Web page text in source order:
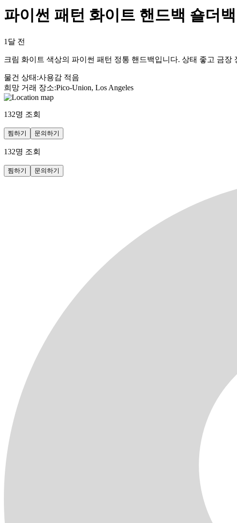
파이썬 패턴 화이트 핸드백 숄더백
1달 전
크림 화이트 색상의 파이썬 패턴 정통 핸드백입니다. 상태 좋고 금
물건 상태 :사용감 적음
희망 거래 장소:Pico-Union, Los Angeles
132명 조회
찜하기 문의하기
132명 조회
찜하기 문의하기